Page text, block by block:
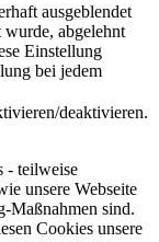
ausgeblendet
abgelehnt
Einstellung
bei jedem
deaktivieren.
- teilweise
unsere Webseite
Maßnahmen sind.
Cookies unsere